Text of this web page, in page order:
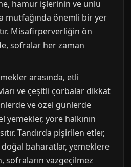
hamur işlerinin ve unlu
mutfağında önemli bir yer
Misafirperverliğin ön
sofralar her zaman
arasında, etli
ve çeşitli çorbalar dikkat
ve özel günlerde
yemekler, yöre halkının
Tandırda pişirilen etler,
doğal baharatlar, yemeklere
sofraların vazgeçilmez